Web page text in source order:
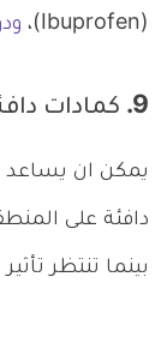
(Ibuprofen)،
9. كمادات دافئة
يمكن ان يساعد
دافئة على
بينما تنتظر